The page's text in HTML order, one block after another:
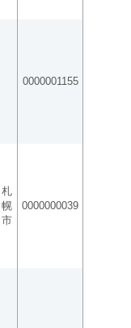
0000001155
札
幌
市
0000000039